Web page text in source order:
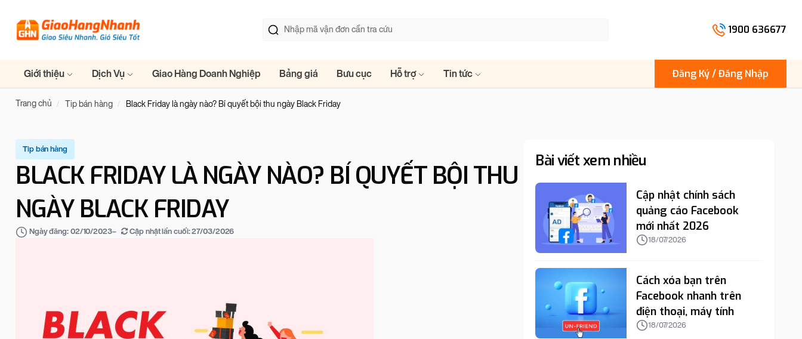
1900 636677
Giới thiệu Dịch Vụ Giao Hàng Doanh Nghiệp Bảng giá Bưu cục Hỗ trợ Tin tức Đăng Ký / Đăng Nhập
Trang chủ Tip bán hàng Black Friday là ngày nào? Bí quyết bội thu ngày Black Friday
Tip bán hàng
BLACK FRIDAY LÀ NGÀY NÀO? BÍ QUYẾT BỘI THU
NGÀY BLACK FRIDAY
Ngày đăng: 02/10/2023– Cập nhật lần cuối:27/03/2026
Bài viết xem nhiều
Cập nhật chính sách
quảng cáo Facebook
mới nhất 2026
18/07/2026
Cách xóa bạn trên
Facebook nhanh trên
điện thoại, máy tính
18/07/2026